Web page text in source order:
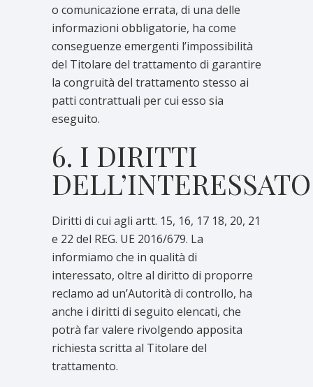
o comunicazione errata, di una delle
informazioni obbligatorie, ha come
conseguenze emergenti l’impossibilità
del Titolare del trattamento di garantire
la congruità del trattamento stesso ai
patti contrattuali per cui esso sia
eseguito.
6. I DIRITTI
DELL’INTERESSATO
Diritti di cui agli artt. 15, 16, 17 18, 20, 21
e 22 del REG. UE 2016/679. La
informiamo che in qualità di
interessato, oltre al diritto di proporre
reclamo ad un’Autorità di controllo, ha
anche i diritti di seguito elencati, che
potrà far valere rivolgendo apposita
richiesta scritta al Titolare del
trattamento.